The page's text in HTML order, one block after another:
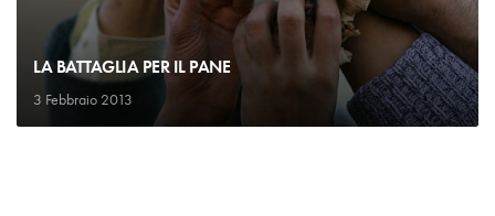
LA BATTAGLIA PER IL PANE
3 Febbraio 2013